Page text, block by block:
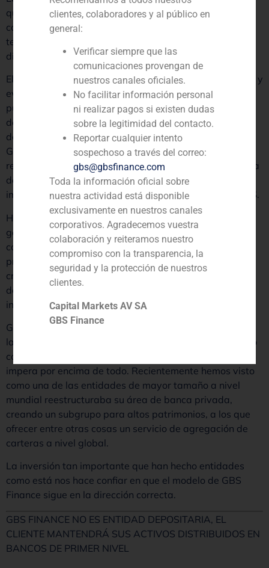
que obtendremos después de una monitorización y
consolidación de la cartera de un cliente donde se
tendrán en cuenta todos los perfiles de riesgo en las
diferentes entidades que resultarán en uno solo.
El ejercicio de agrupar las posiciones en una misma foto y
evaluar la cartera en su conjunto ofrece al gestor un
punto de vista mucho más en detalle y permite tomar
decisiones unificadas sin perder de vista el objetivo real
de inversión.
Gestionar un patrimonio familiar exige una
responsabilidad muy grande que recae sobre la persona
designada para esta función, por este motivo es
importante apoyarse en un multi family office como GBS.
Hoy en día cada vez más entidades están dando un
golpe de timón para redirigir sus estrategias y
convertirse en consultores financieros además de
proveedores de productos. Este cambio responde a la
creciente demanda del cliente por una gestión global
donde todos los factores se tengan en cuenta y la
información sea clara, concisa y esté consolidada.
GBS Finance, por la estructura de servicios que ofrece a
las familias, lleva desde el origen planteando un modelo
como este, donde la comunicación entre el cliente y GBS
impera por encima de todo. Recientemente hemos visto
como una de las entidades de mayor tamaño a nivel
mundial reestructuraba su área de banca privada,
creando un subgrupo para altos patrimonios, a los que
ofrecer entre otras cosas un servicio de agregación de
carteras a nivel global.
La inversión tan importante que han hecho entidades
como está nos hace confiar en que el modelo de GBS
Finance sigue en la dirección correcta.
GBS FINANCE NO ES ENTIDAD DEPOSITARIA, EL
CLIENTE MANTENDRÁ SUS ACTIVOS DISTRIBUIDOS EN
BANCOS DE PRIMER NIVEL
clientes, colaboradores y al público en
general:
Verificar siempre que las
comunicaciones provengan de
nuestros canales oficiales.
No facilitar información personal
ni realizar pagos si existen dudas
sobre la legitimidad del contacto.
Reportar cualquier intento
sospechoso a través del correo:
gbs@gbsfinance.com
Toda la información oficial sobre
nuestra actividad está disponible
exclusivamente en nuestros canales
corporativos. Agradecemos vuestra
colaboración y reiteramos nuestro
compromiso con la transparencia, la
seguridad y la protección de nuestros
clientes.
Capital Markets AV SA
GBS Finance